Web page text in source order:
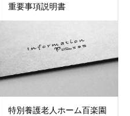
重要事項説明書
特別養護老人ホーム百楽園